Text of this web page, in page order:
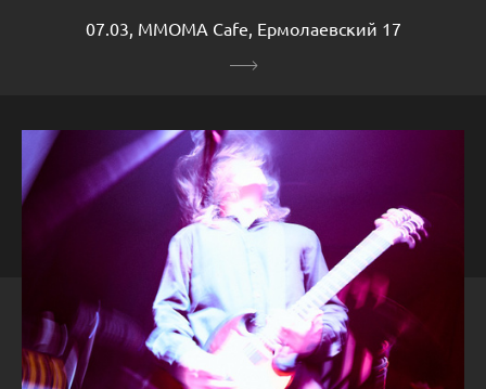
07.03, MMOMA Cafe, Ермолаевский 17